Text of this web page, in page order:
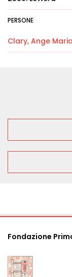
PERSONE
Clary, Ange
Fondazione